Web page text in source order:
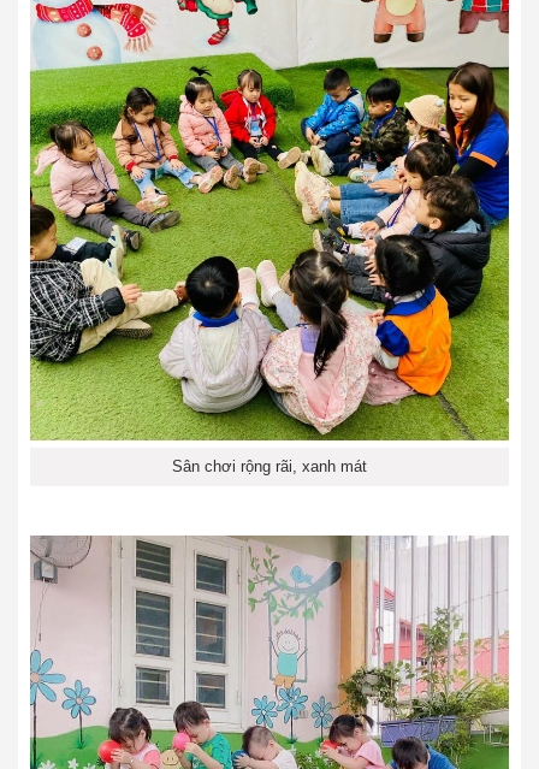
Sân chơi rộng rãi, xanh mát